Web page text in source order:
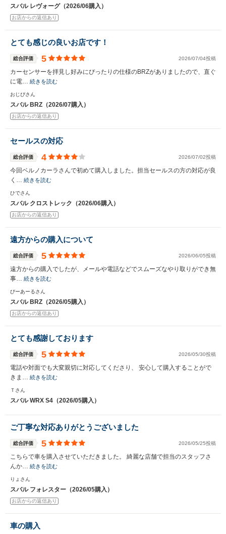
スバル レヴォーグ（2026/06購入）
お店からの返信あり
とても感じの良いお店です！
総合評価 5 2026/07/04投稿
カーセンサーを拝見し好みにぴったりの仕様のBRZがありましたので、直ぐ
に電… 続きを読む
おじぴさん
スバル BRZ（2026/07購入）
お店からの返信あり
セールスの対応
総合評価 4 2026/07/02投稿
今回ベルノカーラさんで初めて購入しました。担当セールスの方の対応が良
く… 続きを読む
ひでさん
スバル クロストレック（2026/06購入）
お店からの返信あり
遠方からの購入について
総合評価 5 2026/06/05投稿
遠方からの購入でしたが、メールや電話などでスムーズなやり取りができ無
事… 続きを読む
びーあーるさん
スバル BRZ（2026/05購入）
お店からの返信あり
とても感謝しております
総合評価 5 2026/05/30投稿
電話や対面でも大変親切に対応してくださり、 安心して購入することがで
きま… 続きを読む
Ｔさん
スバル WRX S4（2026/05購入）
ご丁寧な対応ありがとうございました
総合評価 5 2026/05/25投稿
こちらで車を購入させていただきました。 綺麗な店舗で担当のスタッフさ
んか… 続きを読む
りょさん
スバル フォレスター（2026/05購入）
お店からの返信あり
車の購入